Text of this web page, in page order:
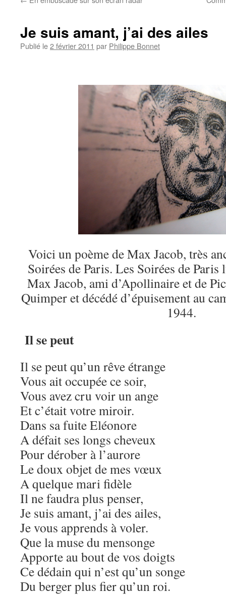
Je suis amant, j’ai des ailes
Publié le2 février 2011 par Philippe Bonnet
Voici un poème de Max Jacob, très
Soirées de Paris. Les Soirées de
Max Jacob, ami d’Apollinaire et de
Quimper et décédé d’épuisement au
1944.
Il se peut
Il se peut qu’un rêve étrange
Vous ait occupée ce soir,
Vous avez cru voir un ange
Et c’était votre miroir.
Dans sa fuite Eléonore
A défait ses longs cheveux
Pour dérober à l’aurore
Le doux objet de mes vœux
A quelque mari fidèle
Il ne faudra plus penser,
Je suis amant, j’ai des ailes,
Je vous apprends à voler.
Que la muse du mensonge
Apporte au bout de vos doigts
Ce dédain qui n’est qu’un songe
Du berger plus fier qu’un roi.